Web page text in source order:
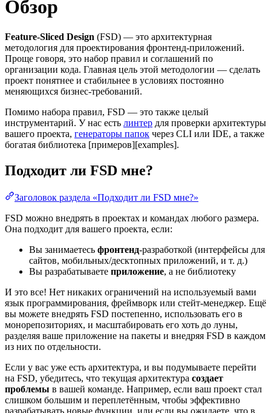
Обзор
Feature-Sliced Design (FSD) — это архитектурная
методология для проектирования фронтенд-приложений.
Проще говоря, это набор правил и соглашений по
организации кода. Главная цель этой методологии — сделать
проект понятнее и стабильнее в условиях постоянно
меняющихся бизнес-требований.
Помимо набора правил, FSD — это также целый
инструментарий. У нас есть линтер для проверки архитектуры
вашего проекта, генераторы папок через CLI или IDE, а также
богатая библиотека [примеров][examples].
Подходит ли FSD мне?
Заголовок раздела «Подходит ли FSD мне?»
FSD можно внедрять в проектах и командах любого размера.
Она подходит для вашего проекта, если:
Вы занимаетесь фронтенд-разработкой (интерфейсы для
сайтов, мобильных/десктопных приложений, и т. д.)
Вы разрабатываете приложение, а не библиотеку
И это все! Нет никаких ограничений на используемый вами
язык программирования, фреймворк или стейт-менеджер. Ещё
вы можете внедрять FSD постепенно, использовать его в
монорепозиториях, и масштабировать его хоть до луны,
разделяя ваше приложение на пакеты и внедряя FSD в каждом
из них по отдельности.
Если у вас уже есть архитектура, и вы подумываете перейти
на FSD, убедитесь, что текущая архитектура создает
проблемы в вашей команде. Например, если ваш проект стал
слишком большим и переплетённым, чтобы эффективно
разрабатывать новые функции, или если вы ожидаете, что в